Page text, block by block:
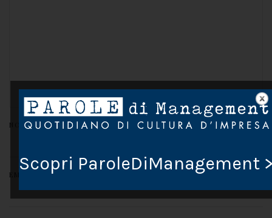
NOME*
EMAIL
Scopri ParoleDiManagement